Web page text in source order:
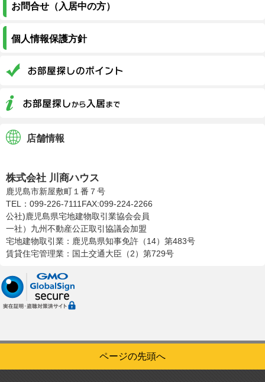
お問合せ（入居中の方）
個人情報保護方針
店舗情報
株式会社 川商ハウス
鹿児島市新屋敷町１番７号
TEL：099-226-7111 FAX:099-224-2266
公社)鹿児島県宅地建物取引業協会会員
一社）九州不動産公正取引協議会加盟
宅地建物取引業：鹿児島県知事免許（14）第483号
賃貸住宅管理業：国土交通大臣（2）第729号
ページの先頭へ